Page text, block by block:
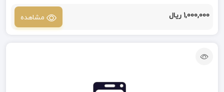
1,000,000 ریال مشاهده